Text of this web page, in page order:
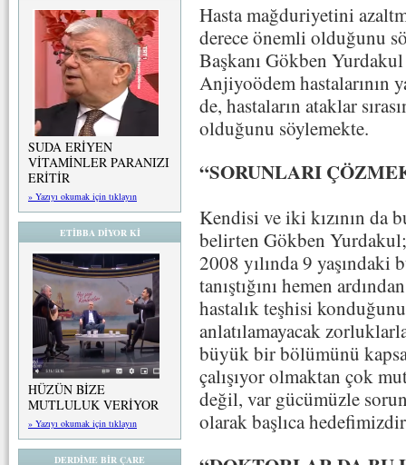
SUDA ERİYEN
VİTAMİNLER PARANIZI
ERİTİR
» Yazıyı okumak için tıklayın
ETİBBA DİYOR Kİ
HÜZÜN BİZE
MUTLULUK VERİYOR
» Yazıyı okumak için tıklayın
DERDİME BİR ÇARE
Hasta mağduriyetini
derece önemli olduğunu
Başkanı Gökben
Anjiyoödem hastalarının
de, hastaların ataklar
olduğunu söylemekte.
“SORUNLARI
Kendisi ve iki kızının da
belirten Gökben
2008 yılında 9 yaşındaki
tanıştığını hemen
hastalık teşhisi
anlatılamayacak
büyük bir bölümünü
çalışıyor olmaktan çok
değil, var gücümüzle
olarak başlıca